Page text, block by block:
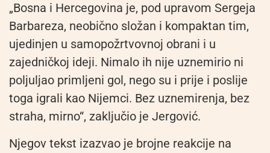
„Bosna i Hercegovina je, pod upravom Sergeja
Barbareza, neobično složan i kompaktan tim,
ujedinjen u samopožrtvovnoj obrani i u
zajedničkoj ideji. Nimalo ih nije uznemirio ni
poljuljao primljeni gol, nego su i prije i poslije
toga igrali kao Nijemci. Bez uznemirenja, bez
straha, mirno“, zaključio je Jergović.
Njegov tekst izazvao je brojne reakcije na